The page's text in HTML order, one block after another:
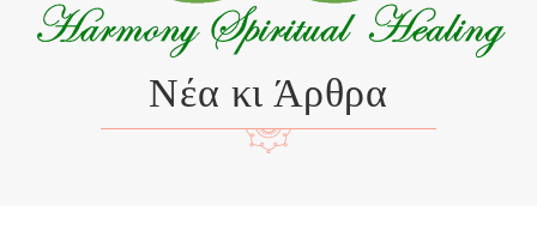
Νέα κι Άρθρα